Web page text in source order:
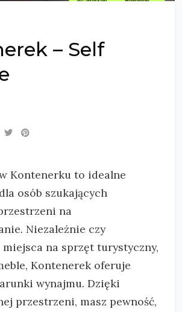
– Self
Kontenerku to idealne
osób szukających
na
Niezależnie czy
na sprzęt turystyczny,
Kontenerek oferuje
wynajmu. Dzięki
przestrzeni, masz pewność,